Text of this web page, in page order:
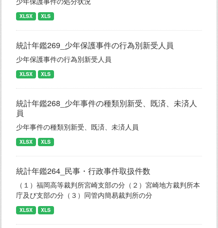
XLSX XLS
統計年鑑269_少年保護事件の行為別新受人員
少年保護事件の行為別新受人員
XLSX XLS
統計年鑑268_少年事件の種類別新受、既済、未済人
員
少年事件の種類別新受、既済、未済人員
XLSX XLS
統計年鑑264_民事・行政事件取扱件数
（１）福岡高等裁判所宮崎支部の分（２）宮崎地方裁判所本
庁及び支部の分（３）同管内簡易裁判所の分
XLSX XLS